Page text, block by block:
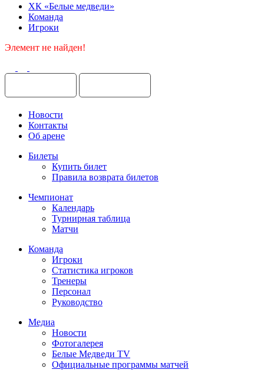
ХК «Белые медведи»
Команда
Игроки
Элемент не найден!
Новости
Контакты
Об арене
Билеты
Купить билет
Правила возврата билетов
Чемпионат
Календарь
Турнирная таблица
Матчи
Команда
Игроки
Статистика игроков
Тренеры
Персонал
Руководство
Медиа
Новости
Фотогалерея
Белые Медведи TV
Официальные программы матчей